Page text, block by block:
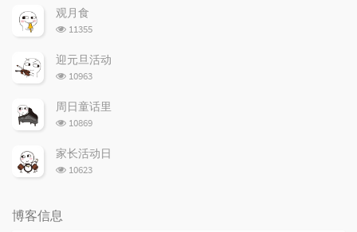
次
数:
观月食
浏
次
数:
11355
迎元旦活动
浏
次
数:
10963
周日童话里
浏
次
数:
10869
家长活动日
浏
10623
博客信息